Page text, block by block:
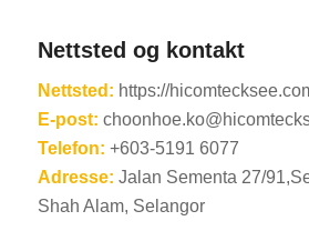
Nettsted og kontakt
Nettsted: https://
E-post:
Telefon: +603-5191 6077
Adresse: Jalan Sementa 27/
Shah Alam, Selangor